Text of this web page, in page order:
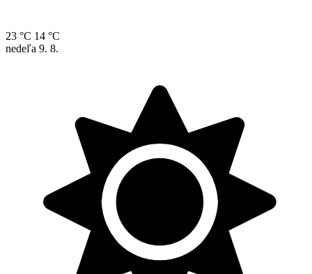
23 °C 14 °C
nedeľa 9. 8.